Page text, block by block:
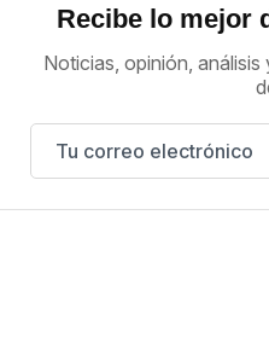
Recibe lo mejor
Noticias, opinión,